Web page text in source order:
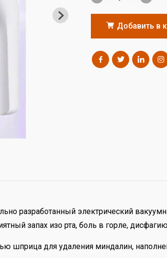
Добавить в
разработанный электрический
запах изо рта, боль в горле,
для удаления миндалин,